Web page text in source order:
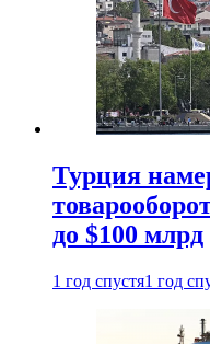
Турция
до $100 млрд
1 год спустя1 год